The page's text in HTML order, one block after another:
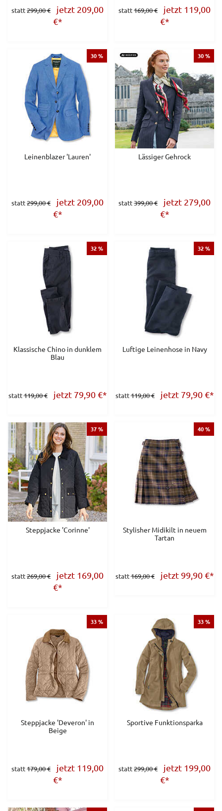
statt299,00 €
jetzt 209,00
€*
statt169,00 €
jetzt 119,00
€*
30 %
Leinenblazer 'Lauren'
statt299,00 €
jetzt 209,00
€*
30 %
Lässiger Gehrock
statt399,00 €
jetzt 279,00
€*
32 %
Klassische Chino in dunklem
Blau
statt119,00 € jetzt 79,90€*
32 %
Luftige Leinenhose in Navy
statt119,00 € jetzt 79,90€*
37 %
Steppjacke 'Corinne'
statt269,00 €
jetzt 169,00
€*
40 %
Stylisher Midikilt in neuem
Tartan
statt169,00 € jetzt 99,90€*
33 %
Steppjacke 'Deveron' in
Beige
statt179,00 €
jetzt 119,00
€*
33 %
Sportive Funktionsparka
statt299,00 €
jetzt 199,00
€*